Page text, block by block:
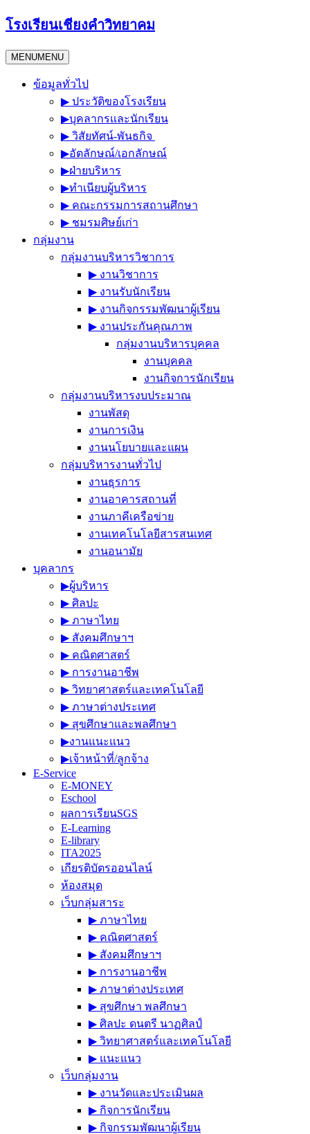
Skip
to
โรงเรียนเชียงคำวิทยาคม
MENUMENU
ข้อมูลทั่วไป
▶︎ ประวัติของโรงเรียน
▶︎บุคลากรและนักเรียน
▶︎ วิสัยทัศน์-พันธกิจ
▶︎อัตลักษณ์/เอกลักษณ์
▶︎ฝ่ายบริหาร
▶︎ทำเนียบผู้บริหาร
▶︎ คณะกรรมการสถานศึกษา
▶︎ ชมรมศิษย์เก่า
กลุ่มงาน
กลุ่มงานบริหารวิชาการ
▶︎ งานวิชาการ
▶︎ งานรับนักเรียน
▶︎ งานกิจกรรมพัฒนาผู้เรียน
▶︎ งานประกันคุณภาพ
กลุ่มงานบริหารบุคคล
งานบุคคล
งานกิจการนักเรียน
กลุ่มงานบริหารงบประมาณ
งานพัสดุ
งานการเงิน
งานนโยบายและแผน
กลุ่มบริหารงานทั่วไป
งานธุรการ
งานอาคารสถานที่
งานภาคีเครือข่าย
งานเทคโนโลยีสารสนเทศ
งานอนามัย
บุคลากร
▶︎ผู้บริหาร
▶︎ ศิลปะ
▶︎ ภาษาไทย
▶︎ สังคมศึกษาฯ
▶︎ คณิตศาสตร์
▶︎ การงานอาชีพ
▶︎ วิทยาศาสตร์และเทคโนโลยี
▶︎ ภาษาต่างประเทศ
▶︎ สุขศึกษาและพลศึกษา
▶︎งานแนะแนว
▶︎เจ้าหน้าที่/ลูกจ้าง
E-Service
E-MONEY
Eschool
ผลการเรียนSGS
E-Learning
E-library
ITA2025
เกียรติบัตรออนไลน์
ห้องสมุด
เว็บกลุ่มสาระ
▶︎ ภาษาไทย
▶︎ คณิตศาสตร์
▶︎ สังคมศึกษาฯ
▶︎ การงานอาชีพ
▶︎ ภาษาต่างประเทศ
▶︎ สุขศึกษา พลศึกษา
▶︎ ศิลปะ ดนตรี นาฏศิลป์
▶︎ วิทยาศาสตร์และเทคโนโลยี
▶︎ แนะแนว
เว็บกลุ่มงาน
▶︎ งานวัดและประเมินผล
▶︎ กิจการนักเรียน
▶︎ กิจกรรมพัฒนาผู้เรียน